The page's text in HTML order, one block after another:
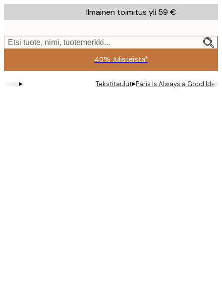
to
content.
Ilmainen toimitus yli 59 €
Etsi tuote, nimi, tuotemerkki...
40% Julisteista*
▸ Tekstitaulut▸Paris Is Always a Good Idea